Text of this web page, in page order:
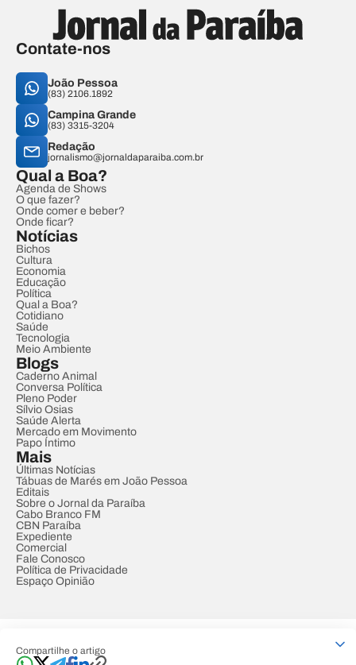
Compartilhe o artigo
Contate-nos
João Pessoa
(83) 2106.1892
Campina Grande
(83) 3315-3204
Redação
jornalismo@jornaldaparaiba.com.br
Qual a Boa?
Agenda de Shows
O que fazer?
Onde comer e beber?
Onde ficar?
Notícias
Bichos
Cultura
Economia
Educação
Política
Qual a Boa?
Cotidiano
Saúde
Tecnologia
Meio Ambiente
Blogs
Caderno Animal
Conversa Política
Pleno Poder
Sílvio Osias
Saúde Alerta
Mercado em Movimento
Papo Íntimo
Mais
Últimas Notícias
Tábuas de Marés em João Pessoa
Editais
Sobre o Jornal da Paraíba
Cabo Branco FM
CBN Paraíba
Expediente
Comercial
Fale Conosco
Política de Privacidade
Espaço Opinião